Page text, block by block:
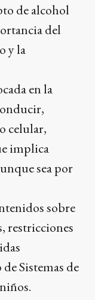
de alcohol
del
y la
en la
celular,
implica
sea por
sobre
restricciones
Sistemas de